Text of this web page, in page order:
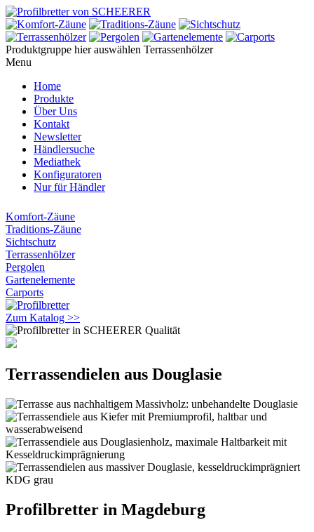
Produktgruppe hier auswählen Terrassenhölzer
Menu
Home
Produkte
Über Uns
Kontakt
Newsletter
Händlersuche
Mediathek
Konfiguratoren
Nur für Händler
Komfort-Zäune
Traditions-Zäune
Sichtschutz
Terrassenhölzer
Pergolen
Gartenelemente
Carports
Zum Katalog >>
Terrassendielen aus Douglasie
Profilbretter in Magdeburg